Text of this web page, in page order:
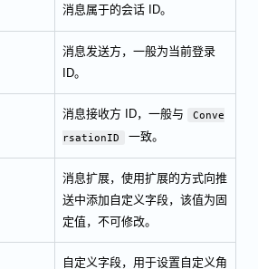
消息属于的会话 ID。
消息发送方，一般为当前登录
ID。
消息接收方 ID，一般与
Conve
rsationID
一致。
消息扩展，使用扩展的方式向推
送中添加自定义字段，该值为固
定值，不可修改。
自定义字段，用于设置自定义角